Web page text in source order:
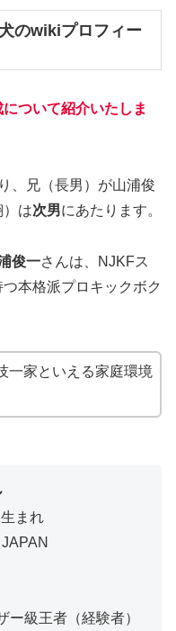
のwikiプロフィー
ついて紹介いたしま
、兄（長男）が山浦俊
は次男にあたります。
俊一さんは、NJKFス
本格派プロキックボク
一家といえる家庭環境
まれ
ー級王者（経験者）